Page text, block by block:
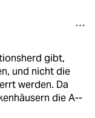
gibt,
und nicht die
werden. Da
die A--